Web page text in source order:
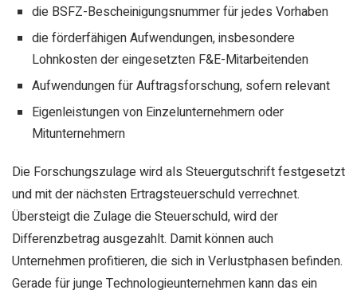
die BSFZ-Bescheinigungsnummer für jedes Vorhaben
die förderfähigen Aufwendungen, insbesondere
Lohnkosten der eingesetzten F&E-Mitarbeitenden
Aufwendungen für Auftragsforschung, sofern relevant
Eigenleistungen von Einzelunternehmern oder
Mitunternehmern
Die Forschungszulage wird als Steuergutschrift festgesetzt
und mit der nächsten Ertragsteuerschuld verrechnet.
Übersteigt die Zulage die Steuerschuld, wird der
Differenzbetrag ausgezahlt. Damit können auch
Unternehmen profitieren, die sich in Verlustphasen befinden.
Gerade für junge Technologieunternehmen kann das ein